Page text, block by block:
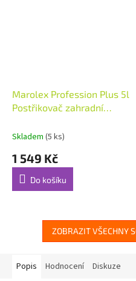
Marolex Profession Plus 5l
Postřikovač zahradní
Skladem (5 ks)
1 549 Kč
Do košíku
ZOBRAZIT VŠECHNY
Popis Hodnocení Diskuze